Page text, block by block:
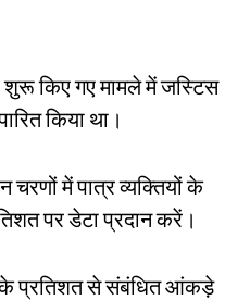
शुरू किए गए मामले में जस्टिस
किया था।
में पात्र व्यक्तियों के
पर डेटा प्रदान करें।
के प्रतिशत से संबंधित आंकड़े